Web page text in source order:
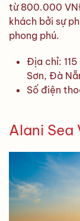
từ 800.000
khách bởi sự
phong phú.
Địa chỉ:
Sơn, Đà
Số điện
Alani Sea